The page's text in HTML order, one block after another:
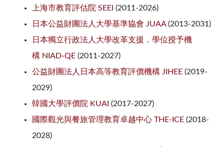
上海市教育評估院 SEEI (2011-2026)
日本公益財團法人大學基準協會 JUAA(2013-2031)
日本獨立行政法人大學改革支援．學位授予機
構 NIAD-QE (2011-2027)
公益財團法人日本高等教育評價機構 JIHEE (2019-
2029)
韓國大學評價院 KUAI (2017-2027)
國際觀光與餐旅管理教育卓越中心 THE-ICE (2018-
2028)